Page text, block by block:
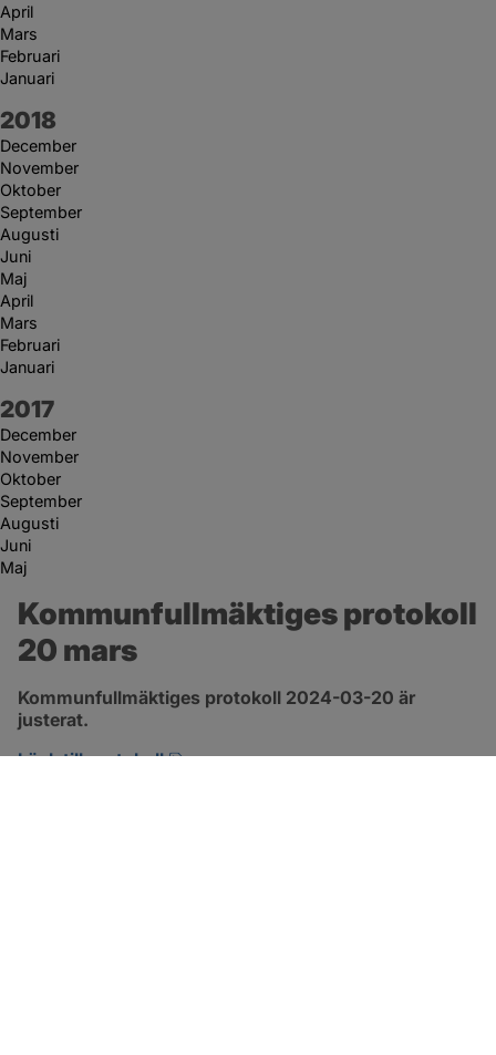
April
Mars
Februari
Januari
År:
2018
December
November
Oktober
September
Augusti
Juni
Maj
April
Mars
Februari
Januari
År:
2017
December
November
Oktober
September
Augusti
Juni
Maj
Kommunfullmäktiges protokoll
20 mars
Kommunfullmäktiges protokoll 2024-03-20 är
justerat.
Länk till protokoll
pdf, 317.5 kB, öppnas i nytt fönster.